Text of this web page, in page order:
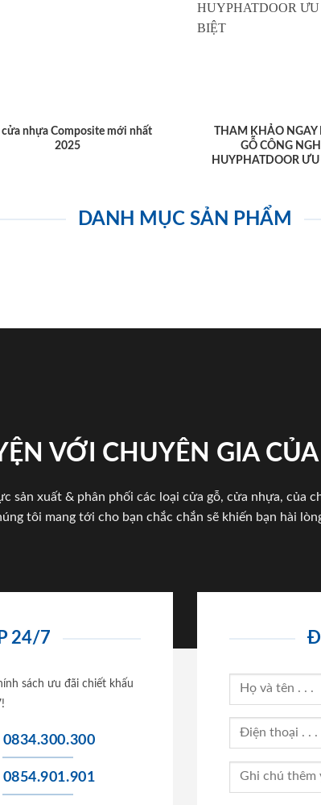
cửa nhựa Composite mới nhất
2025
THAM KHẢO
GỖ CÔNG
HUYPHATDOOR ƯU
DANH MỤC SẢN PHẨM
VỚI CHUYÊN GIA
sản xuất & phân phối các loại cửa gỗ, cửa nhựa, của
tôi mang tới cho bạn chắc chắn sẽ khiến bạn hài
24/7
sách ưu đãi chiết khấu
0834.300.300
0854.901.901